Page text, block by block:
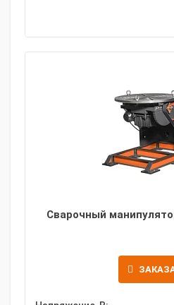
Сварочный